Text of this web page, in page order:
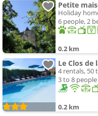
Holiday
6 people, 2
0.2 km
4 rentals, 50
3 to 8
0.2 km